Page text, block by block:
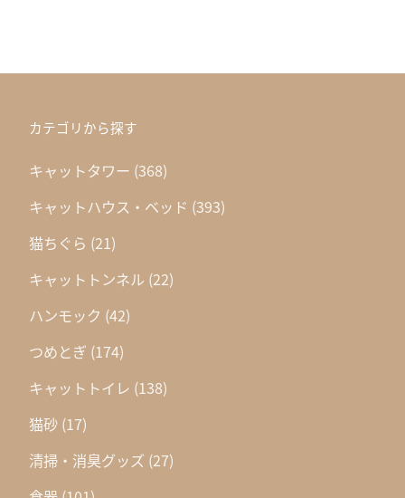
カテゴリから探す
キャットタワー (368)
キャットハウス・ベッド (393)
猫ちぐら (21)
キャットトンネル (22)
ハンモック (42)
つめとぎ (174)
キャットトイレ (138)
猫砂 (17)
清掃・消臭グッズ (27)